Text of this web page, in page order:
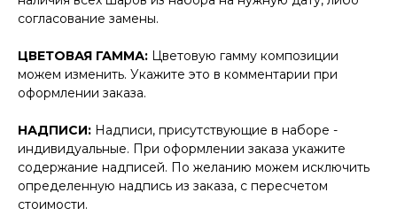
согласование замены.
ЦВЕТОВАЯ ГАММА: Цветовую гамму композиции
можем изменить. Укажите это в комментарии при
оформлении заказа.
НАДПИСИ: Надписи, присутствующие в наборе -
индивидуальные. При оформлении заказа укажите
содержание надписей. По желанию можем исключить
определенную надпись из заказа, с пересчетом
стоимости.